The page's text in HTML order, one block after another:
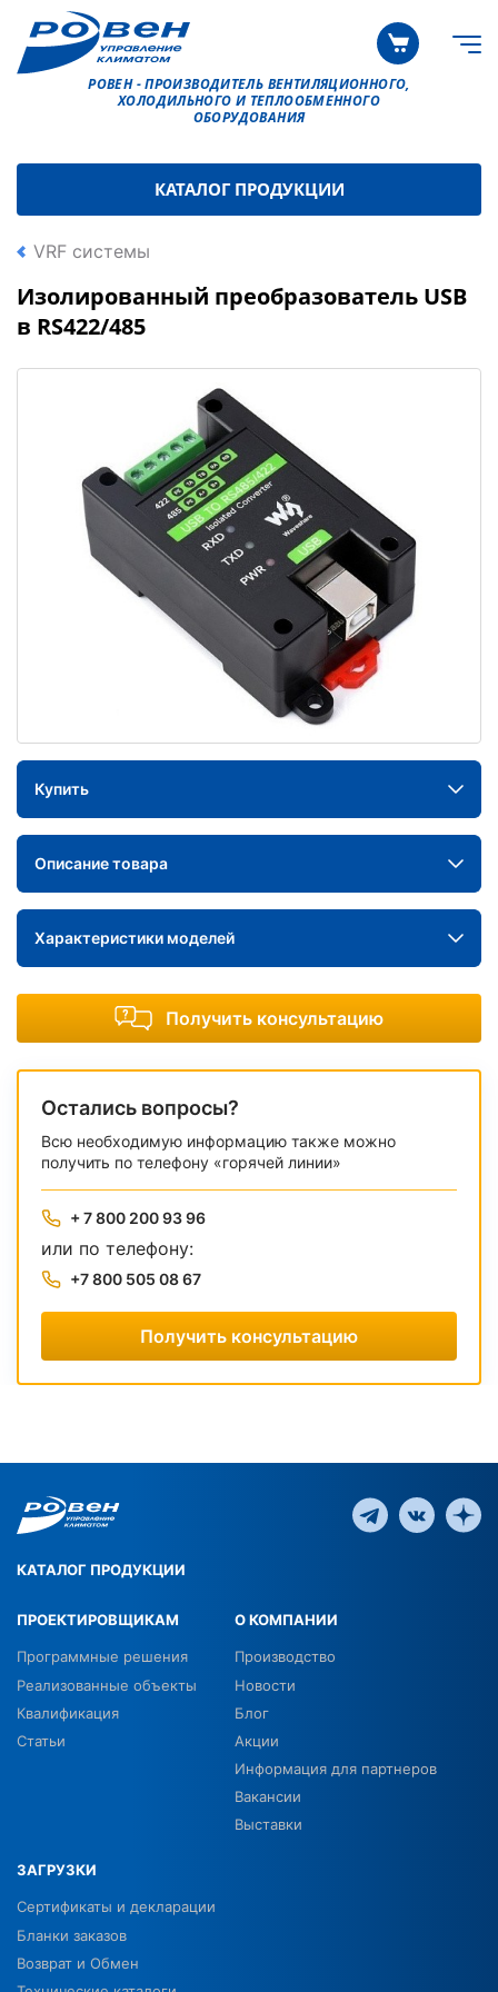
РОВЕН - ПРОИЗВОДИТЕЛЬ ВЕНТИЛЯЦИОННОГО,
ХОЛОДИЛЬНОГО И ТЕПЛООБМЕННОГО
ОБОРУДОВАНИЯ
КАТАЛОГ ПРОДУКЦИИ
VRF системы
Изолированный преобразователь USB
в RS422/485
Купить
Описание товара
Характеристики моделей
Получить консультацию
Остались вопросы?
Всю необходимую информацию также можно
получить по телефону «горячей линии»
+ 7 800 200 93 96
или по телефону:
+7 800 505 08 67
Получить консультацию
КАТАЛОГ ПРОДУКЦИИ
ПРОЕКТИРОВЩИКАМ
Программные решения
Реализованные объекты
Квалификация
Статьи
О КОМПАНИИ
Производство
Новости
Блог
Акции
Информация для партнеров
Вакансии
Выставки
ЗАГРУЗКИ
Сертификаты и декларации
Бланки заказов
Возврат и Обмен